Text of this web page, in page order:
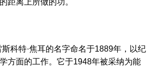
距离上所做的功。
科特·焦耳的名字命名于1889年，以纪
方面的工作。它于1948年被采纳为能